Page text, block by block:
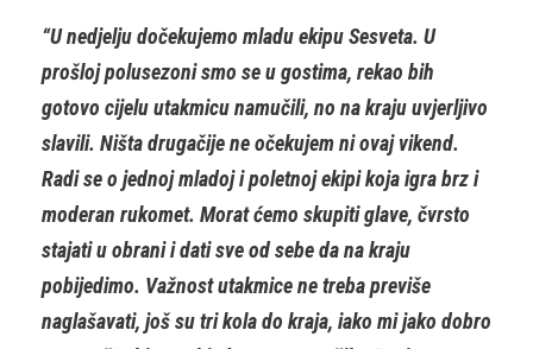
“U nedjelju dočekujemo mladu ekipu Sesveta. U
prošloj polusezoni smo se u gostima, rekao bih
gotovo cijelu utakmicu namučili, no na kraju uvjerljivo
slavili. Ništa drugačije ne očekujem ni ovaj vikend.
Radi se o jednoj mladoj i poletnoj ekipi koja igra brz i
moderan rukomet. Morat ćemo skupiti glave, čvrsto
stajati u obrani i dati sve od sebe da na kraju
pobijedimo. Važnost utakmice ne treba previše
naglašavati, još su tri kola do kraja, iako mi jako dobro